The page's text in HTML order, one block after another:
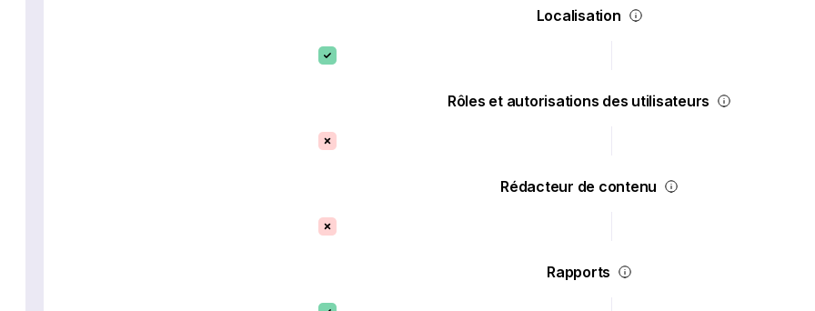
Localisation
Rôles et autorisations des utilisateurs
Rédacteur de contenu
Rapports